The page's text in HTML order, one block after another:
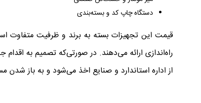
دستگاه چاپ کد و بسته‌بندی
راه‌اندازی ارائه می‌دهند. در صورتی‌که تصمیم به
از اداره استاندارد و صنایع اخذ می‌شود و به باز